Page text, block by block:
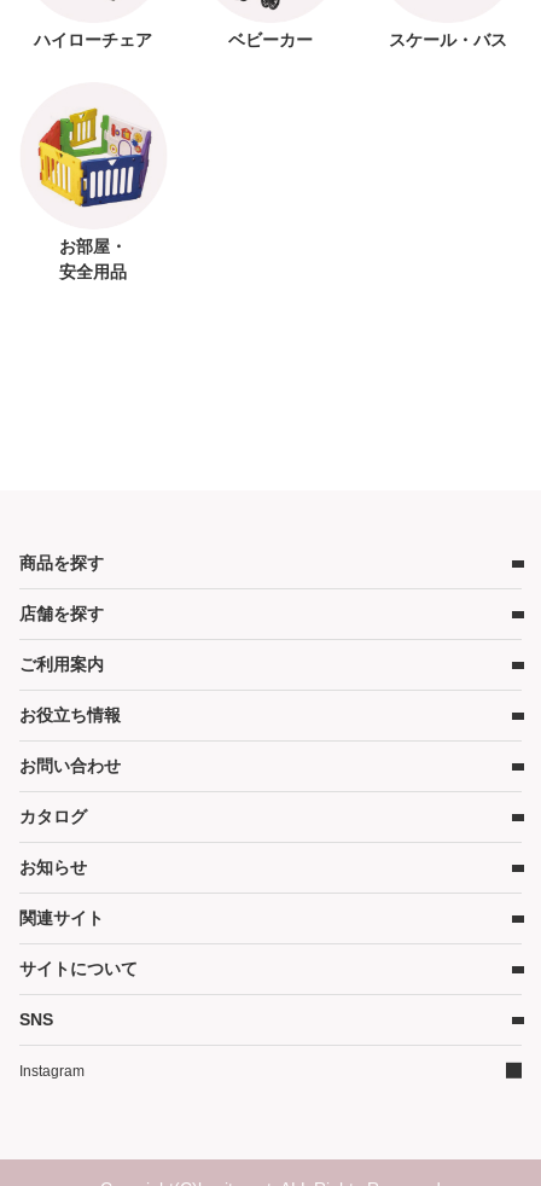
ハイローチェア ベビーカー スケール・バス
お部屋・
安全用品
商品を探す
ベビー用品
ベビーベッド
ベビーマットレス・ベビー布団
チャイルドシート
ハイローチェア・ベビーチェア
スケール・バス
お部屋・安全用品
暮らし用品
その他グッズ
ご家庭商品サイト
ランキング
店舗を探す
店舗検索
ご利用案内
レンタルの流れ
受取り方法と送料
在庫表示について
各種割引特典について
予約キャンセルについて
WEBクレジット決済について
よくあるご質問
サイトについて
お役立ち情報
キャンペーン
コラム
お問い合わせ
お問い合わせ
カタログ
カタログ請求
カタログPDF［2026年度版］（11MB）
お知らせ
かしてネッとからのお知らせ
関連サイト
ご家庭商品サイト
イベントかしてネッと
サイトについて
サイトマップ
SNS
Instagram